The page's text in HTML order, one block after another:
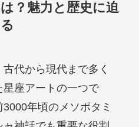
？魅力と歴史に迫
る
代から現代まで多く
座アートの一つで
年頃のメソポタミ